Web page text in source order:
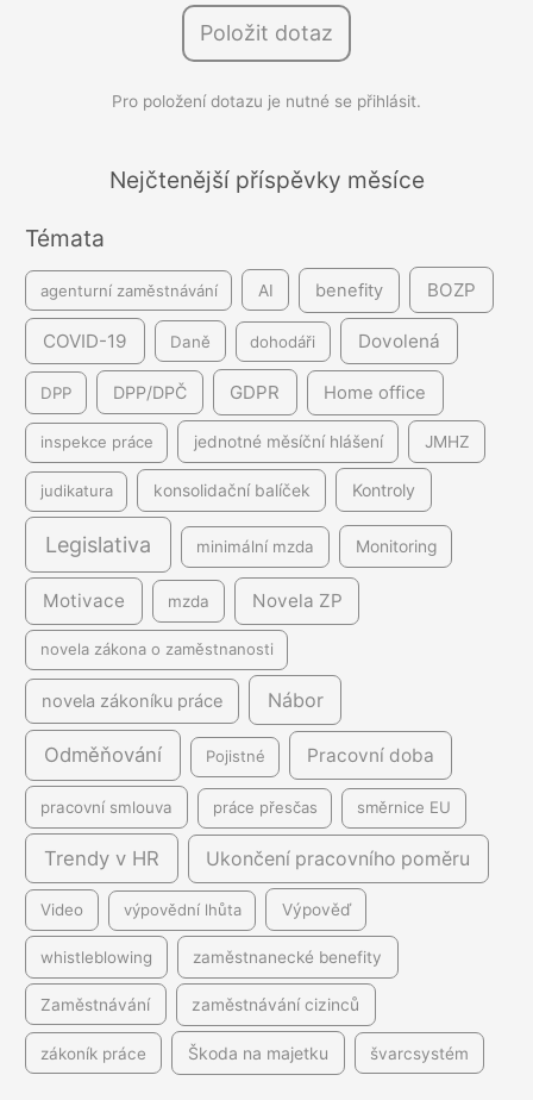
í
Položit dotaz
Pro položení dotazu je nutné se přihlásit.
Nejčtenější příspěvky měsíce
Témata
agenturní zaměstnávání AI benefity BOZP
COVID-19 Daně dohodáři Dovolená
DPP DPP/DPČ GDPR Home office
inspekce práce jednotné měsíční hlášení JMHZ
judikatura konsolidační balíček Kontroly
Legislativa minimální mzda Monitoring
Motivace mzda Novela ZP
novela zákona o zaměstnanosti
novela zákoníku práce Nábor
Odměňování Pojistné Pracovní doba
pracovní smlouva práce přesčas směrnice EU
Trendy v HR Ukončení pracovního poměru
Video výpovědní lhůta Výpověď
whistleblowing zaměstnanecké benefity
Zaměstnávání zaměstnávání cizinců
zákoník práce Škoda na majetku švarcsystém